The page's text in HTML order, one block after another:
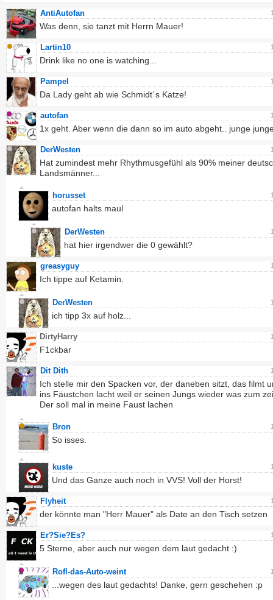
AntiAutofan
Was denn, sie tanzt mit Herrn Mauer!
Lartin10
Drink like no one is watching...
Pampel
Da Lady geht ab wie Schmidt´s Katze!
autofan
1x geht. Aber wenn die dann so im auto abgeht.. junge
DerWesten
Hat zumindest mehr Rhythmusgefühl als 90% meiner
Landsmänner...
horusset
autofan halts maul
DerWesten
hat hier irgendwer die 0 gewählt?
greasyguy
Ich tippe auf Ketamin.
DerWesten
ich tipp 3x auf holz...
DirtyHarry
F1ckbar
Dit Dith
Ich stelle mir den Spacken vor, der daneben sitzt, das filmt
ins Fäustchen lacht weil er seinen Jungs wieder was zum
Der soll mal in meine Faust lachen
Bron
So isses.
kuste
Und das Ganze auch noch in VVS! Voll der Horst!
Flyheit
der könnte man "Herr Mauer" als Date an den Tisch setzen
Er?Sie?Es?
5 Sterne, aber auch nur wegen dem laut gedacht :)
Rofl-das-Auto-weint
...wegen des laut gedachts! Danke, gern geschehen :p